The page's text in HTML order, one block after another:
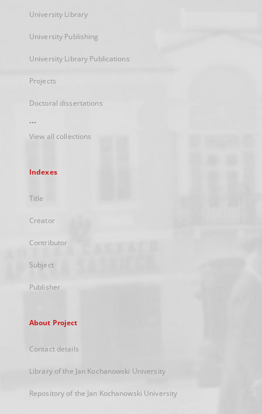
University Library
University Publishing
University Library Publications
Projects
Doctoral dissertations
...
View all collections
Indexes
Title
Creator
Contributor
Subject
Publisher
About Project
Contact details
Library of the Jan Kochanowski University
Repository of the Jan Kochanowski University